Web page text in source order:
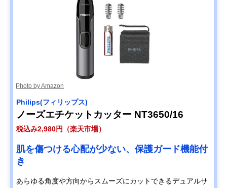
Photo by Amazon
Philips(フィリップス)
ノーズエチケットカッター NT3650/16
税込み2,980円（楽天市場）
肌を傷つける心配が少ない、保護ガード機能付
き
あらゆる角度や方向からスムーズにカットできるデュアルサ